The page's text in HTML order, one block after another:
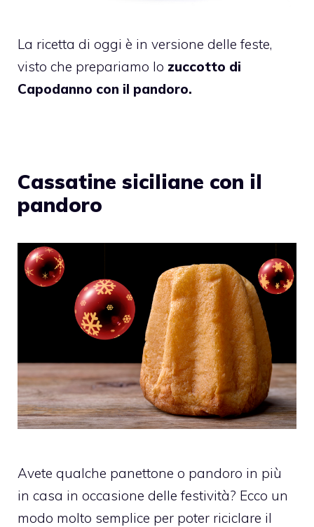
La ricetta di oggi è in versione delle feste,
visto che prepariamo lo zuccotto di
Capodanno con il pandoro.
Cassatine siciliane con il
pandoro
Avete qualche panettone o pandoro in più
in casa in occasione delle festività? Ecco un
modo molto semplice per poter riciclare il